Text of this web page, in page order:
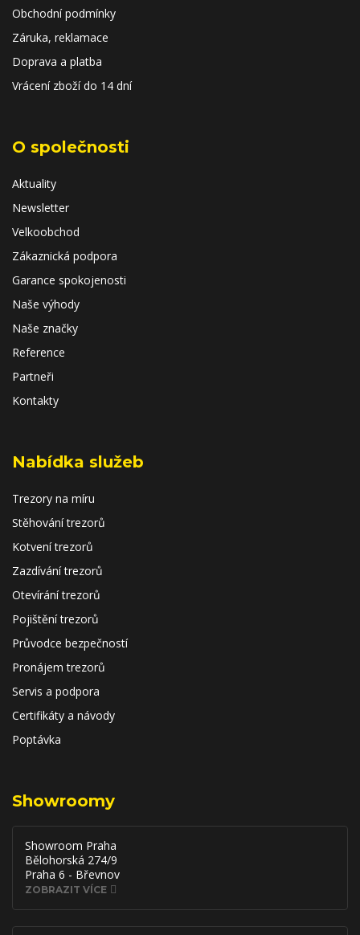
Obchodní podmínky
Záruka, reklamace
Doprava a platba
Vrácení zboží do 14 dní
O společnosti
Aktuality
Newsletter
Velkoobchod
Zákaznická podpora
Garance spokojenosti
Naše výhody
Naše značky
Reference
Partneři
Kontakty
Nabídka služeb
Trezory na míru
Stěhování trezorů
Kotvení trezorů
Zazdívání trezorů
Otevírání trezorů
Pojištění trezorů
Průvodce bezpečností
Pronájem trezorů
Servis a podpora
Certifikáty a návody
Poptávka
Showroomy
Showroom Praha
Bělohorská 274/9
Praha 6 - Břevnov
ZOBRAZIT VÍCE